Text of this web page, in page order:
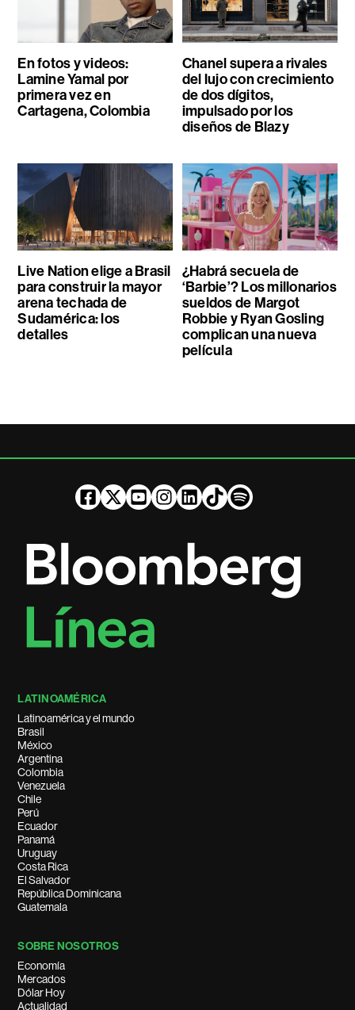
En fotos y videos:
Lamine Yamal por
primera vez en
Cartagena, Colombia
Chanel supera a rivales
del lujo con crecimiento
de dos dígitos,
impulsado por los
diseños de Blazy
Live Nation elige a Brasil
para construir la mayor
arena techada de
Sudamérica: los
detalles
¿Habrá secuela de
‘Barbie’? Los millonarios
sueldos de Margot
Robbie y Ryan Gosling
complican una nueva
película
LATINOAMÉRICA
Latinoamérica y el mundo
Brasil
México
Argentina
Colombia
Venezuela
Chile
Perú
Ecuador
Panamá
Uruguay
Costa Rica
El Salvador
República Dominicana
Guatemala
SOBRE NOSOTROS
Economía
Mercados
Dólar Hoy
Actualidad